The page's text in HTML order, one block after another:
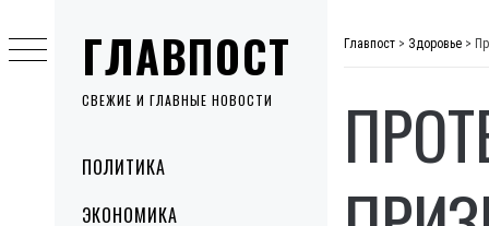
ГЛАВПОСТ
СВЕЖИЕ И ГЛАВНЫЕ НОВОСТИ
MenuПОЛИТИКА
ЭКОНОМИКА
to
content
Главпост > Здоровье >